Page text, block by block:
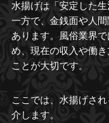
水揚げは「安定した
一方で、金銭面や人
あります。風俗業界
め、現在の収入や働
ことが大切です。
ここでは、水揚げさ
介します。